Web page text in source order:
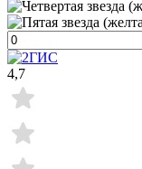
4,7